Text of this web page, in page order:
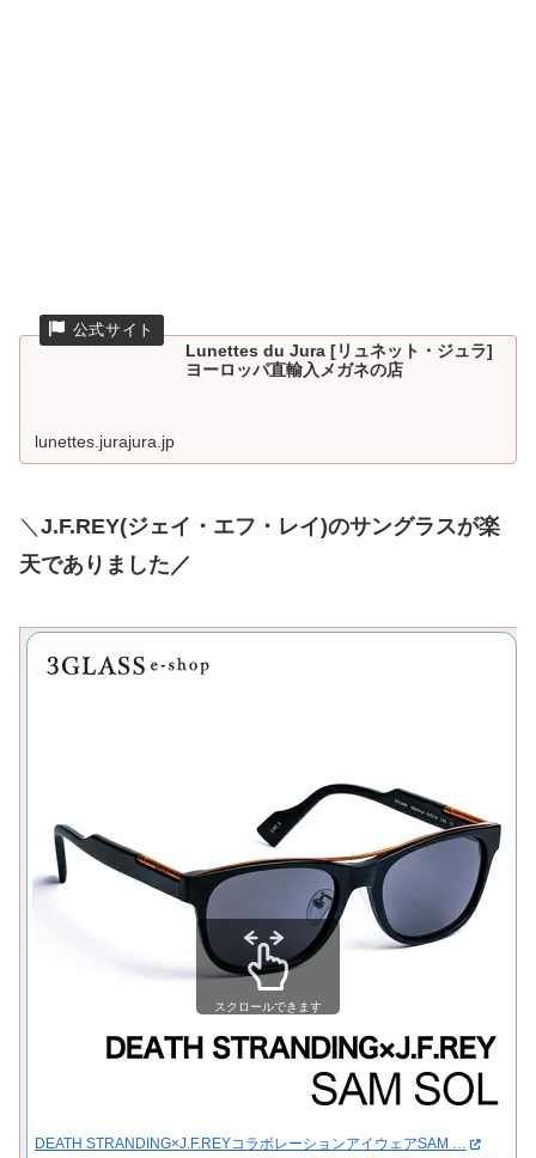
Lunettes du Jura [リュネット・ジュラ]
ヨーロッパ直輸入メガネの店
lunettes.jurajura.jp
＼ J.F.REY(ジェイ・エフ・レイ)のサングラスが楽
天でありました／
DEATH STRANDING×J.F.REYコラボレーションアイウェアSAM …
スクロールできます